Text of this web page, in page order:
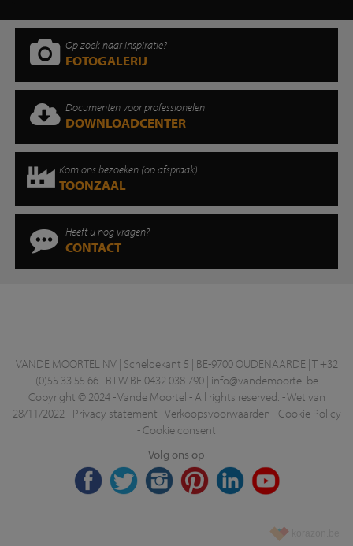
Op zoek naar inspiratie?
FOTOGALERIJ
Documenten voor professionelen
DOWNLOADCENTER
Kom ons bezoeken (op afspraak)
TOONZAAL
Heeft u nog vragen?
CONTACT
VANDE MOORTEL NV | Scheldekant 5 | BE-9700 OUDENAARDE | T +32
(0)55 33 55 66 | BTW BE 0432.038.790 | info@vandemoortel.be
Copyright © 2024 - Vande Moortel - All rights reserved. -Wet van
28/11/2022- Privacy statement -Verkoopsvoorwaarden - Cookie Policy
- Cookie consent
Volg ons op